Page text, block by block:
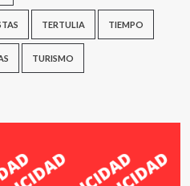
TERTULIA TIEMPO
TURISMO